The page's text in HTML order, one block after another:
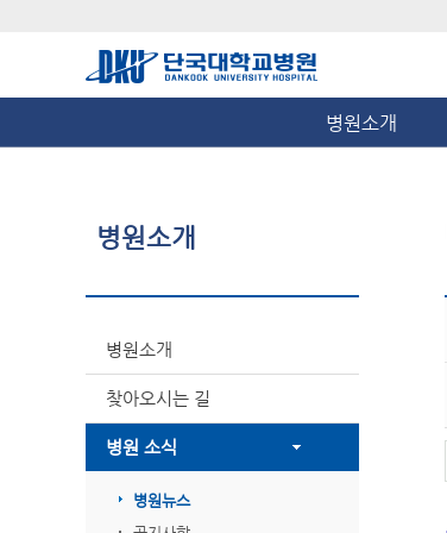
병원소개
병원소개
병원소개
찾아오시는 길
병원 소식
병원뉴스